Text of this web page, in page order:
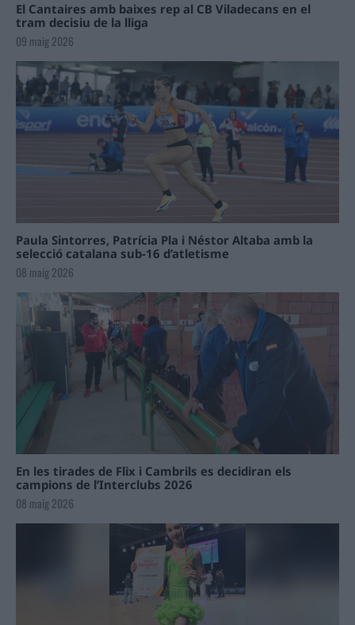
El Cantaires amb baixes rep al CB Viladecans en el
tram decisiu de la lliga
09 maig 2026
Paula Sintorres, Patrícia Pla i Néstor Altaba amb la
selecció catalana sub-16 d’atletisme
08 maig 2026
En les tirades de Flix i Cambrils es decidiran els
campions de l’Interclubs 2026
08 maig 2026